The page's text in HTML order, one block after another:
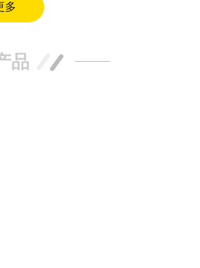
多
品